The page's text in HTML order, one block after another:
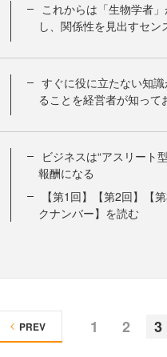
これからは「生物学者
し、関係性を見出すセン
すぐに役に立たない知
ることを経営者が知って
ビジネスは“アスリート
報酬になる
【第1回】【第2回】
クナンバー】を読む
1 2 3
PREV